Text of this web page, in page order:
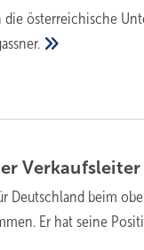
österreichische
Verkaufsleiter
Deutschland beim
Er hat seine